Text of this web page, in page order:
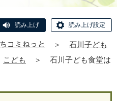
読み上げ 読み上げ設定
コミねっと ＞
石川子ども
こども ＞
石川子ども食堂は